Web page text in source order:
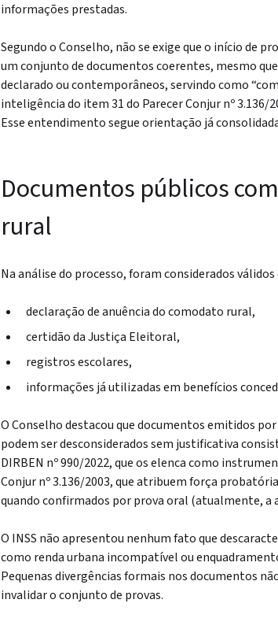
informações prestadas.
Segundo o Conselho, não se exige que o início de
um conjunto de documentos coerentes, mesmo
declaradoou contemporâneos, servindo como
inteligência do item 31 do Parecer Conjur nº 3.136/
Esse entendimento segue orientação já
Documentos públicos
rural
Na análise do processo, foram considerados
declaração de anuência do comodato rural,
certidão da Justiça Eleitoral,
registros escolares,
informações já utilizadas em benefícios
O Conselho destacou que documentos emitidos
podem ser desconsiderados sem justificativa
DIRBEN nº 990/2022, que os elenca como
Conjur nº 3.136/2003, que atribuem força
quando confirmados por prova oral (atualmente, a
O INSS não apresentou nenhum fato que
como renda urbana incompatível ou
Pequenas divergências formais nos documentos
invalidar o conjunto de provas.